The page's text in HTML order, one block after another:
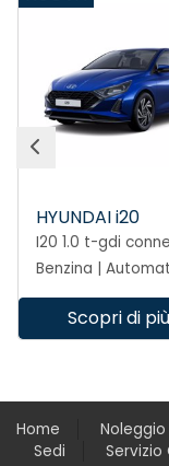
HYUNDAI i20
Benzina |
Scopri di più
Home Noleggio
Sedi
Servizio